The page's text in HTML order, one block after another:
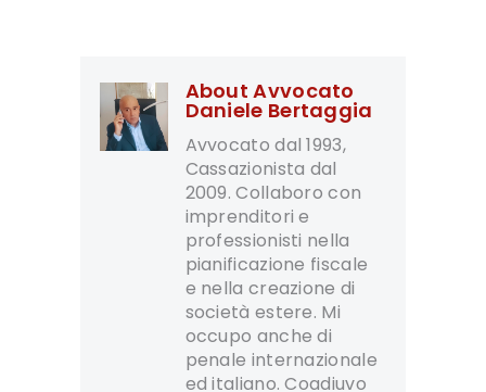
About Avvocato
Daniele Bertaggia
Avvocato dal 1993,
Cassazionista dal
2009. Collaboro con
imprenditori e
professionisti nella
pianificazione fiscale
e nella creazione di
società estere. Mi
occupo anche di
penale internazionale
ed italiano. Coadiuvo